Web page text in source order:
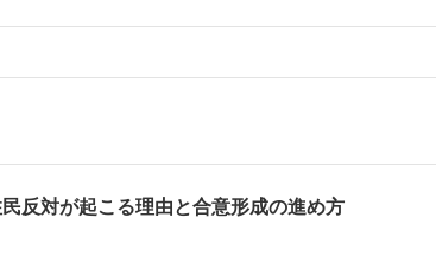
反対が起こる理由と合意形成の進め方